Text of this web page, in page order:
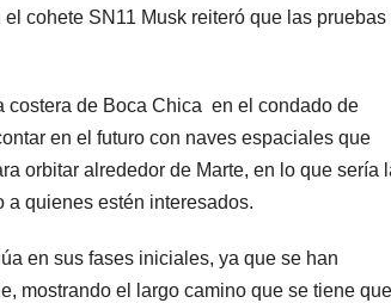
cohete SN11 Musk reiteró que las pruebas
costera de Boca Chica en el condado de
en el futuro con naves espaciales que
orbitar alrededor de Marte, en lo que sería
a quienes estén interesados.
en sus fases iniciales, ya que se han
mostrando el largo camino que se tiene que